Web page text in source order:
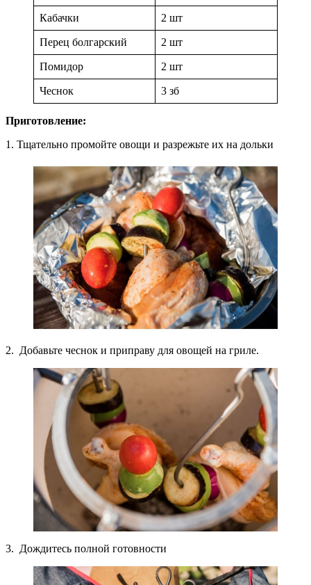
Кабачки 2 шт
Перец болгарский 2 шт
Помидор 2 шт
Чеснок 3 зб
Приготовление:
1. Тщательно промойте овощи и разрежьте их на дольки
2. Добавьте чеснок и приправу для овощей на гриле.
3. Дождитесь полной готовности